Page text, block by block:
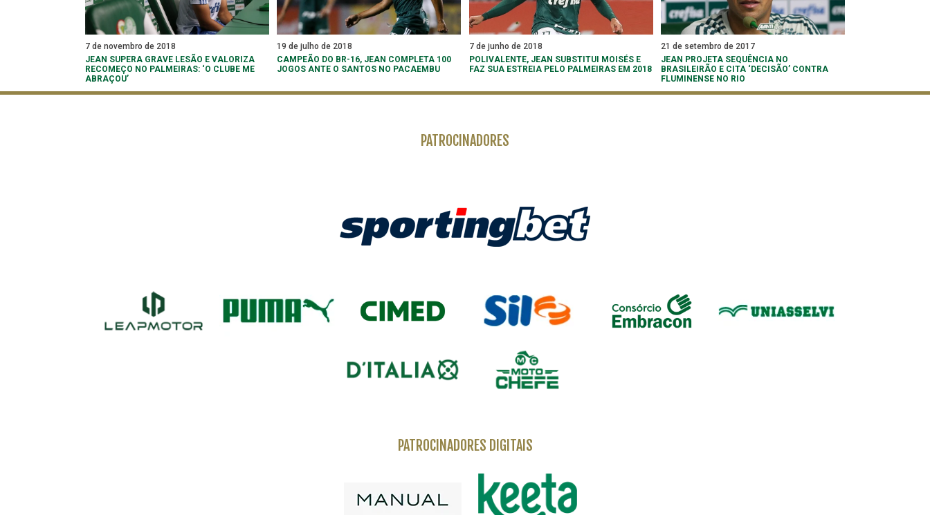
7 de novembro de 2018
JEAN SUPERA GRAVE LESÃO E VALORIZA
RECOMEÇO NO PALMEIRAS: ‘O CLUBE ME
ABRAÇOU’
19 de julho de 2018
CAMPEÃO DO BR-16, JEAN COMPLETA 100
JOGOS ANTE O SANTOS NO PACAEMBU
7 de junho de 2018
POLIVALENTE, JEAN SUBSTITUI MOISÉS E
FAZ SUA ESTREIA PELO PALMEIRAS EM 2018
21 de setembro de 2017
JEAN PROJETA SEQUÊNCIA NO
BRASILEIRÃO E CITA ‘DECISÃO’ CONTRA
FLUMINENSE NO RIO
PATROCINADORES
PATROCINADORES DIGITAIS